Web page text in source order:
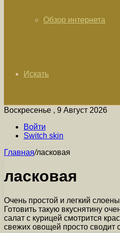
Обзор интернета
Искать
Воскресенье , 9 Август 2026
Войти
Switch skin
Главная/ласковая
ласковая
Очень простой и легкий
Готовить такую вкуснятину
салат с курицей смотрится
свежих овощей просто сводит